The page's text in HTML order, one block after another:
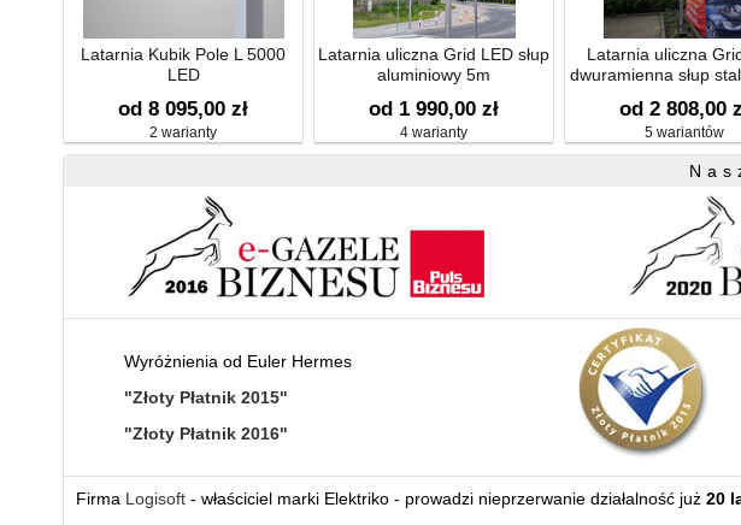
Latarnia Kubik Pole L 5000
LED
od 8 095,00 zł
2 warianty
Latarnia uliczna Grid LED słup
aluminiowy 5m
od 1 990,00 zł
4 warianty
Latarnia uliczna
dwuramienna słup
od 2 808,00
5 wariantów
Wyróżnienia od Euler Hermes
"Złoty Płatnik 2015"
"Złoty Płatnik 2016"
Firma Logisoft - właściciel marki Elektriko - prowadzi nieprzerwanie działalność już 20